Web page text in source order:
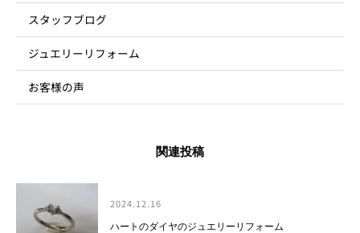
スタッフブログ
ジュエリーリフォーム
お客様の声
関連投稿
2024.12.16
ハートのダイヤのジュエリーリフォーム